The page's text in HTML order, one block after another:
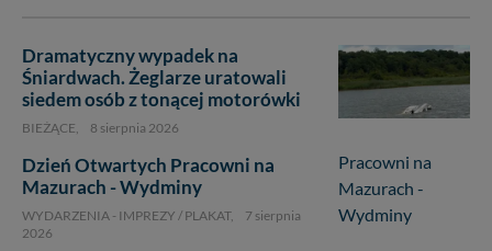
Dramatyczny wypadek na
Śniardwach. Żeglarze uratowali
siedem osób z tonącej motorówki
BIEŻĄCE, 8 sierpnia 2026
Dzień Otwartych Pracowni na
Mazurach - Wydminy
WYDARZENIA - IMPREZY / PLAKAT,
7 sierpnia
2026